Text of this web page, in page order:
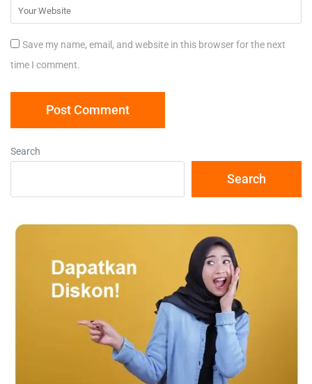
Save my name, email, and website in this browser for the next
time I comment.
Search
Search